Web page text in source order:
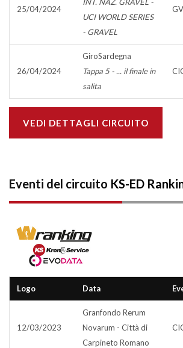
25/04/2024
UCI WORLD SERIES
- GRAVEL
26/04/2024
GiroSardegna
Tappa 5 - ... il finale in
salita
VEDI DETTAGLI CIRCUITO
Eventi del circuito KS-ED
Logo Data
12/03/2023
Granfondo Rerum
Novarum - Città di
Carpineto Romano